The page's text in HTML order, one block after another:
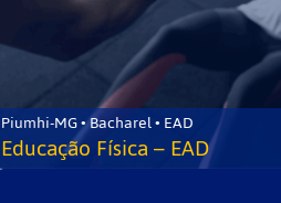
Piumhi-MG • Bacharel • EAD
Educação Física – EAD